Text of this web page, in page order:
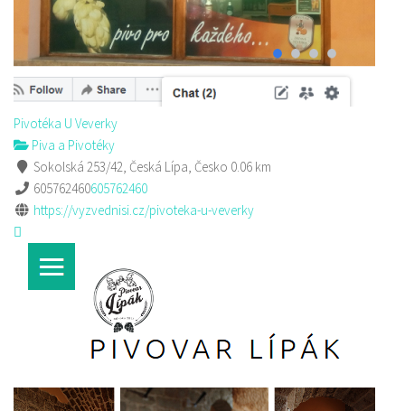
Pivotéka U Veverky
Piva a Pivotéky
Sokolská 253/42, Česká Lípa, Česko 0.06 km
605762460605762460
https://vyzvednisi.cz/pivoteka-u-veverky